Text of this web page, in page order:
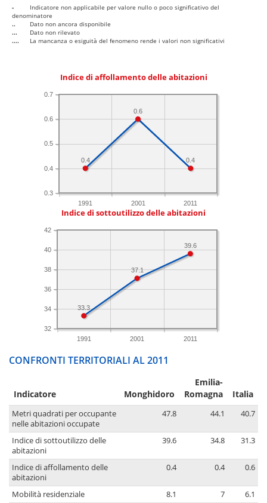
-
Indicatore non applicabile per valore nullo o poco significativo del
denominatore
..
Dato non ancora disponibile
...
Dato non rilevato
....
La mancanza o esiguità del fenomeno rende i valori non significativi
Indice di affollamento delle abitazioni
1991 2001 2011
0.3
0.4
0.5
0.6
0.7
0.4
0.6
0.4
Indice di sottoutilizzo delle abitazioni
1991 2001 2011
32
34
36
38
40
42
39.6
37.1
33.3
CONFRONTI TERRITORIALI AL 2011
Indicatore Monghidoro
Emilia-
Romagna
Italia
Metri quadrati per occupante
nelle abitazioni occupate
47.8 44.1 40.7
Indice di sottoutilizzo delle
abitazioni
39.6 34.8 31.3
Indice di affollamento delle
abitazioni
0.4 0.4 0.6
Mobilità residenziale 8.1 7 6.1